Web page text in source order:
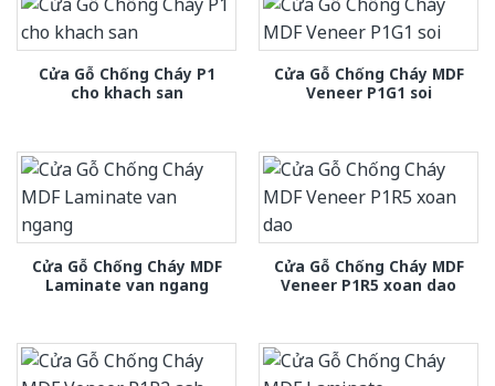
Cửa Gỗ Chống Cháy P1
cho khach san
Cửa Gỗ Chống Cháy MDF
Veneer P1G1 soi
Cửa Gỗ Chống Cháy MDF
Laminate van ngang
Cửa Gỗ Chống Cháy MDF
Veneer P1R5 xoan dao